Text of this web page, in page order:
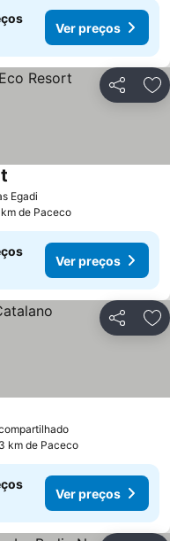
Ver preços
Partilhar
Egadi
de Paceco
Ver preços
Partilhar
km de Paceco
Ver preços